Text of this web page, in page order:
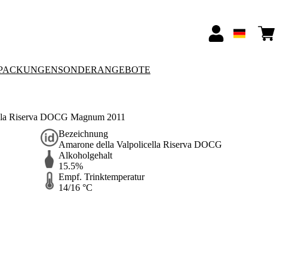
SONDERANGEBOTE
Riserva DOCG Magnum 2011
Bezeichnung
Amarone della Valpolicella Riserva DOCG
Alkoholgehalt
15.5%
Empf. Trinktemperatur
14/16 °C